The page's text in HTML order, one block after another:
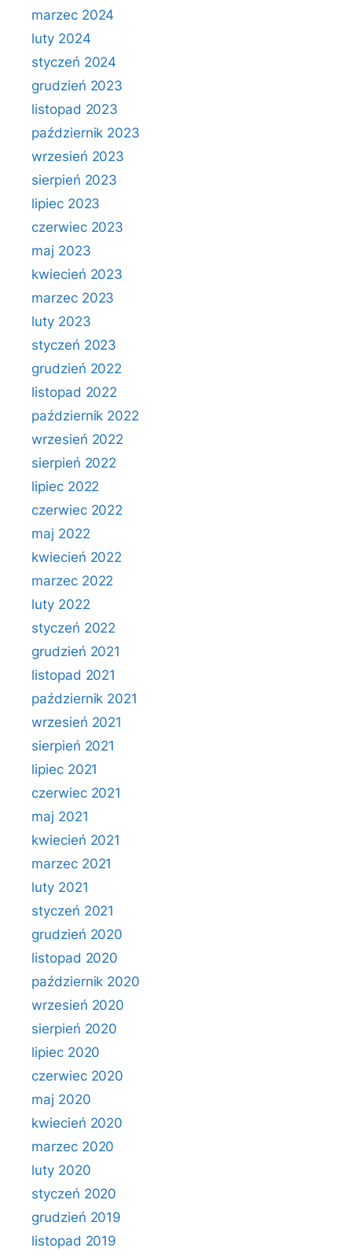
marzec 2024
luty 2024
styczeń 2024
grudzień 2023
listopad 2023
październik 2023
wrzesień 2023
sierpień 2023
lipiec 2023
czerwiec 2023
maj 2023
kwiecień 2023
marzec 2023
luty 2023
styczeń 2023
grudzień 2022
listopad 2022
październik 2022
wrzesień 2022
sierpień 2022
lipiec 2022
czerwiec 2022
maj 2022
kwiecień 2022
marzec 2022
luty 2022
styczeń 2022
grudzień 2021
listopad 2021
październik 2021
wrzesień 2021
sierpień 2021
lipiec 2021
czerwiec 2021
maj 2021
kwiecień 2021
marzec 2021
luty 2021
styczeń 2021
grudzień 2020
listopad 2020
październik 2020
wrzesień 2020
sierpień 2020
lipiec 2020
czerwiec 2020
maj 2020
kwiecień 2020
marzec 2020
luty 2020
styczeń 2020
grudzień 2019
listopad 2019